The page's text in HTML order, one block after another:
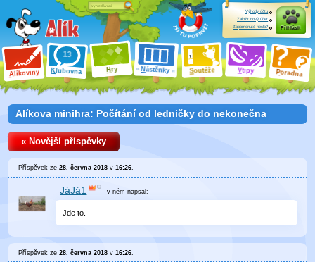
Alíkoviny Klubovna Hry Nástěnky Soutěže Vtipy Poradna
Výhody účtu
Založit nový účet
Zapomenuté heslo?
Přihlásit
Alíkova minihra: Počítání od ledničky do nekonečna
« Novější příspěvky
Příspěvek ze28. června 2018 v16:26.
JáJá1 v něm napsal:
Jde to.
Příspěvek ze28. června 2018 v16:26